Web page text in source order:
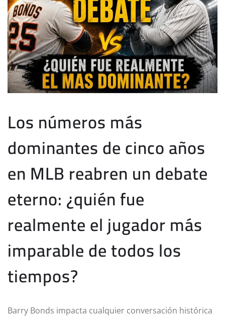
Los números más
dominantes de cinco años
en MLB reabren un debate
eterno: ¿quién fue
realmente el jugador más
imparable de todos los
tiempos?
Barry Bonds impacta cualquier conversación histórica